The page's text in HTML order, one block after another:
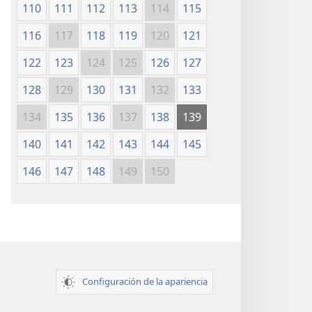
110
111 112 113 114
115
116
117 118 119 120
121
122
123 124 125 126
127
128
129 130 131 132
133
134
135 136 137 138
139
140
141 142 143 144
145
146
147 148 149 150
Configuración de la apariencia